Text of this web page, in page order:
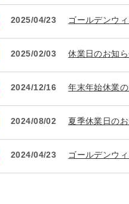
2025/04/23 ゴールデンウ
2025/02/03 休業日のお知
2024/12/16 年末年始休業
2024/08/02 夏季休業日の
2024/04/23 ゴールデンウ